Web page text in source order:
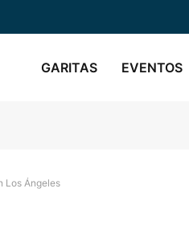
GARITAS EVENTOS
Los Ángeles